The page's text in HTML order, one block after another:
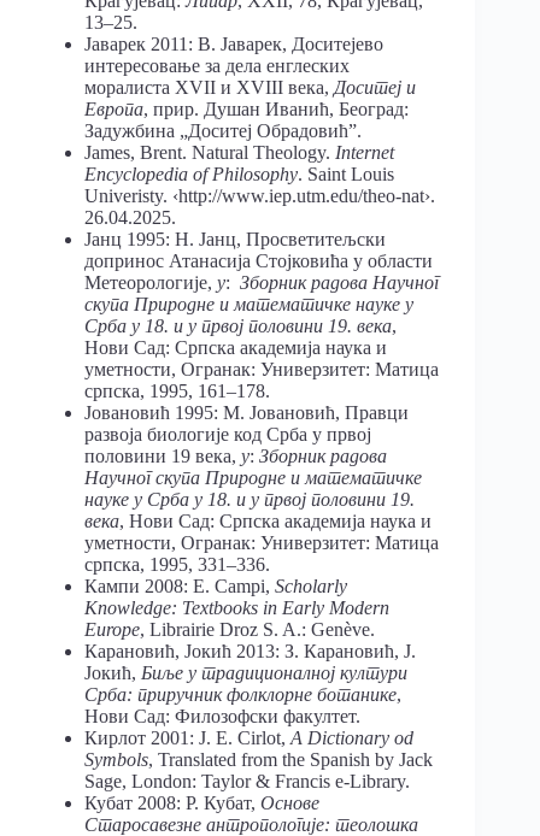
13–25.
Јаварек 2011: В. Јаварек, Доситејево
интересовање за дела енглеских
моралиста XVII и XVIII века, Доситеј и
Европа, прир. Душан Иванић, Београд:
Задужбина „Доситеј Обрадовић”.
James, Brent. Natural Theology. Internet
Encyclopedia of Philosophy. Saint Louis
Univeristy. ‹http://www.iep.utm.edu/theo-nat›.
26.04.2025.
Јанц 1995: Н. Јанц, Просветитељски
допринос Атанасија Стојковића у области
Метеорологије, у: Зборник радова Научног
скупа Природне и математичке науке у
Срба у 18. и у првој половини 19. века,
Нови Сад: Српска академија наука и
уметности, Огранак: Универзитет: Матица
српска, 1995, 161–178.
Јовановић 1995: М. Јовановић, Правци
развоја биологије код Срба у првој
половини 19 века, у: Зборник радова
Научног скупа Природне и математичке
науке у Срба у 18. и у првој половини 19.
века, Нови Сад: Српска академија наука и
уметности, Огранак: Универзитет: Матица
српска, 1995, 331–336.
Кампи 2008: E. Campi, Scholarly
Knowledge: Textbooks in Early Modern
Europe, Librairie Droz S. A.: Genève.
Карановић, Јокић 2013: З. Карановић, Ј.
Јокић, Биље у традиционалној култури
Срба: приручник фолклорне ботанике,
Нови Сад: Филозофски факултет.
Кирлот 2001: J. E. Cirlot, A Dictionary od
Symbols, Translated from the Spanish by Jack
Sage, London: Taylor & Francis e-Library.
Кубат 2008: Р. Кубат, Основе
Старосавезне антропологије: теолошка